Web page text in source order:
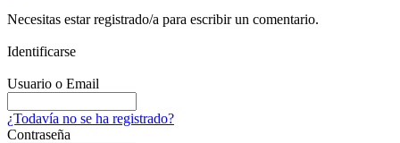
Necesitas estar registrado/a para escribir un comentario.
Identificarse
Usuario o Email
¿Todavía no se ha registrado?
Contraseña